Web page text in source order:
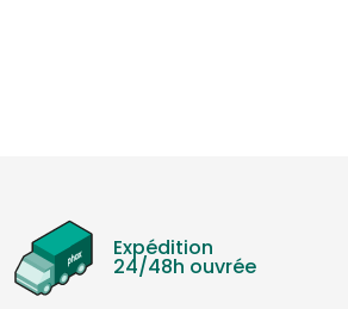
Expédition
24/48h ouvrée